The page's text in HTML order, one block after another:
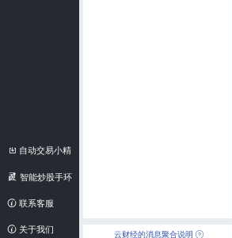
自动交易小精
灵 智能炒股手环
联系客服
关于我们
云财经的消息聚合说明